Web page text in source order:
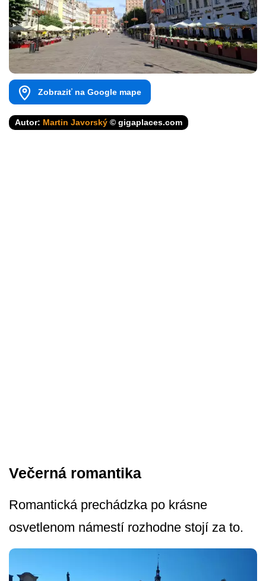
Zobraziť na Google mape
Autor: Martin Javorský © gigaplaces.com
Večerná romantika
Romantická prechádzka po krásne
osvetlenom námestí rozhodne stojí za to.